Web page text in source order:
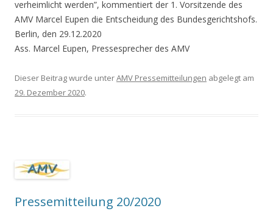
verheimlicht werden”, kommentiert der 1. Vorsitzende des
AMV Marcel Eupen die Entscheidung des Bundesgerichtshofs.
Berlin, den 29.12.2020
Ass. Marcel Eupen, Pressesprecher des AMV
Dieser Beitrag wurde unterAMV Pressemitteilungen abgelegt am
29. Dezember 2020.
Pressemitteilung 20/2020